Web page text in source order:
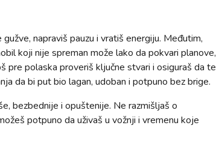
napraviš pauzu i vratiš energiju. Međutim,
koji nije spreman može lako da pokvari planove,
pre polaska proveriš ključne stvari i osiguraš da te
da bi put bio lagan, udoban i potpuno bez brige.
bezbednije i opuštenije. Ne razmišljaš o
potpuno da uživaš u vožnji i vremenu koje